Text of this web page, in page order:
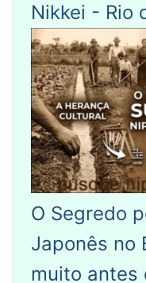
Nikkei - Rio
O Segredo
Japonês no
muito antes